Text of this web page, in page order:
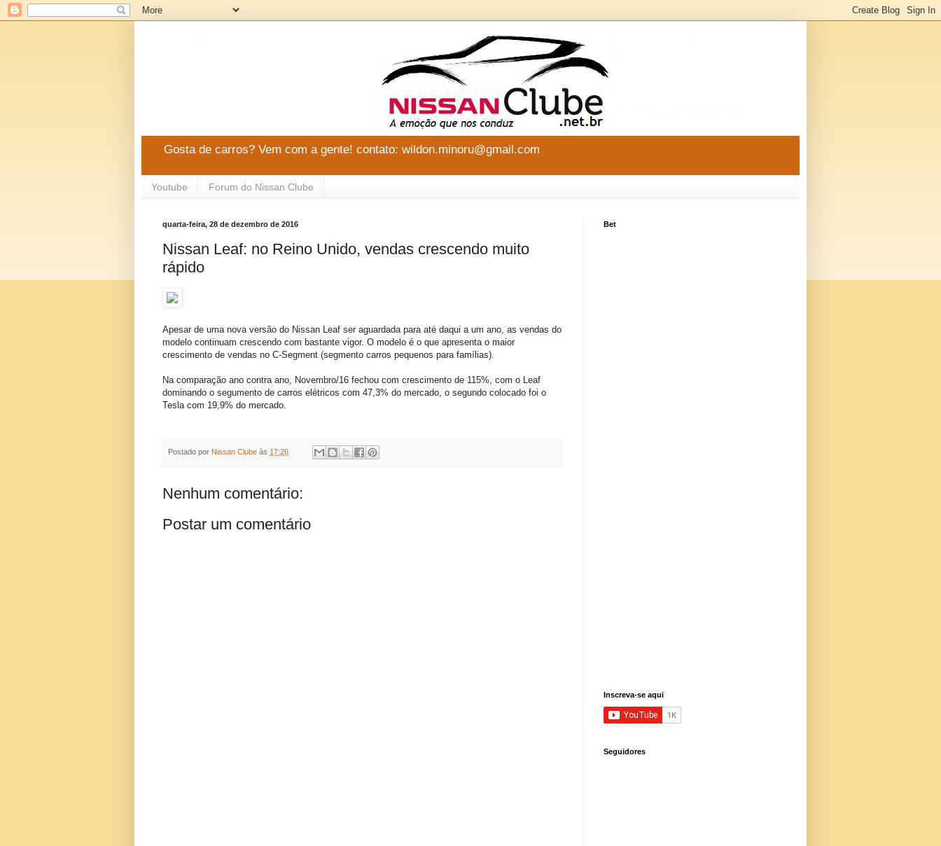
Gosta de carros? Vem com a gente! contato: wildon.minoru@gmail.com
Youtube Forum do Nissan Clube
quarta-feira, 28 de dezembro de 2016
Nissan Leaf: no Reino Unido, vendas crescendo muito
rápido
Apesar de uma nova versão do Nissan Leaf ser aguardada para até daqui a um ano, as vendas do
modelo continuam crescendo com bastante vigor. O modelo é o que apresenta o maior
crescimento de vendas no C-Segment (segmento carros pequenos para famílias).
Na comparação ano contra ano, Novembro/16 fechou com crescimento de 115%, com o Leaf
dominando o segumento de carros elétricos com 47,3% do mercado, o segundo colocado foi o
Tesla com 19,9% do mercado.
Postado por Nissan Clube às 17:26
Nenhum comentário:
Postar um comentário
Bet
Inscreva-se aqui
Seguidores